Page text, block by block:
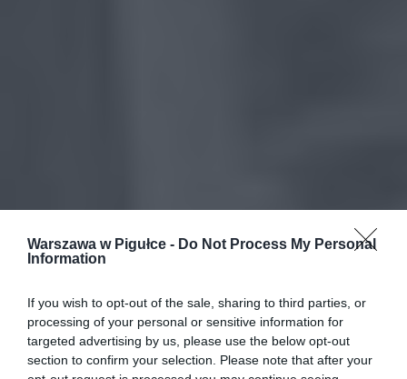
Warszawa w Pigułce - Do Not Process My Personal
Information
If you wish to opt-out of the sale, sharing to third parties, or
processing of your personal or sensitive information for
targeted advertising by us, please use the below opt-out
section to confirm your selection. Please note that after your